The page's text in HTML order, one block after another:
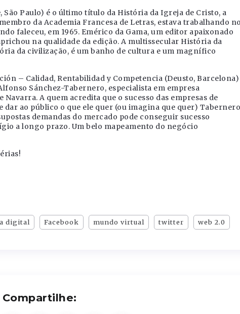
Paulo) é o último título da História da Igreja de Cristo, a
da Academia Francesa de Letras, estava trabalhando no
faleceu, em 1965. Emérico da Gama, um editor apaixonado
na qualidade da edição. A multissecular História da
da civilização, é um banho de cultura e um magnífico
– Calidad, Rentabilidad y Competencia (Deusto, Barcelona)
Sánchez-Tabernero, especialista em empresa
A quem acredita que o sucesso das empresas de
dar ao público o que ele quer (ou imagina que quer) Tabernero
demandas do mercado pode conseguir sucesso
a longo prazo. Um belo mapeamento do negócio
digital Facebook mundo virtual twitter web 2.0
Compartilhe: